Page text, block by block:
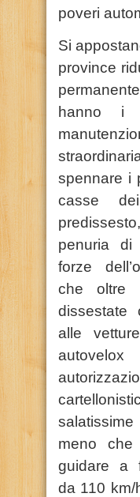
poveri
Si
province
hanno i
spennare i
casse
penuria
forze
che oltre
dissestate
alle
meno
guidare a
da 110